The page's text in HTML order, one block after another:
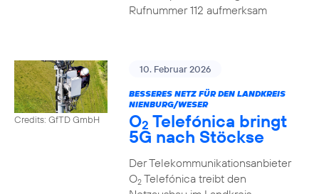
Rufnummer 112 aufmerksam
Credits: GfTD GmbH
10. Februar 2026
BESSERES NETZ FÜR DEN LANDKREIS
NIENBURG/WESER
O2 Telefónica bringt
5G nach Stöckse
Der Telekommunikationsanbieter
O2Telefónica treibt den